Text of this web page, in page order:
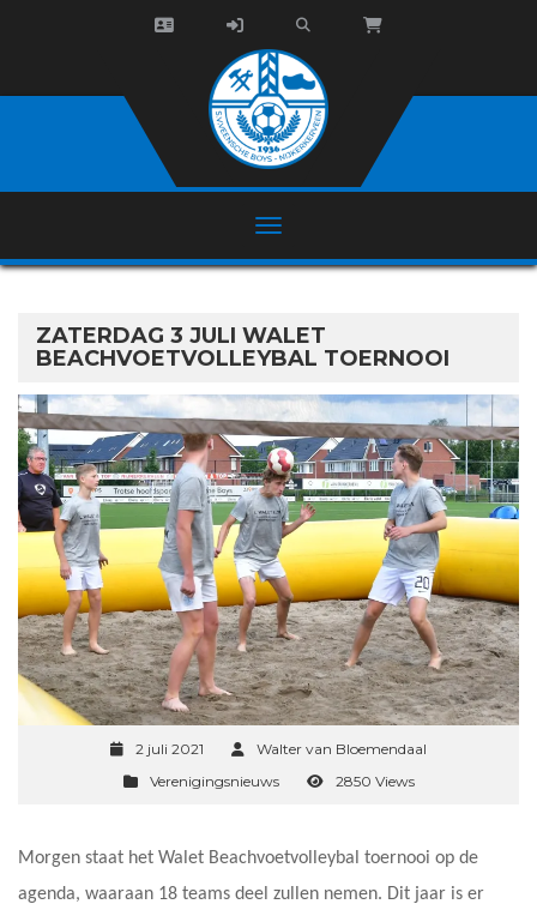
ZATERDAG 3 JULI WALET
BEACHVOETVOLLEYBAL TOERNOOI
2 juli 2021
Walter van Bloemendaal
Verenigingsnieuws
2850 Views
Morgen staat het Walet Beachvoetvolleybal toernooi op de
agenda, waaraan 18 teams deel zullen nemen. Dit jaar is er